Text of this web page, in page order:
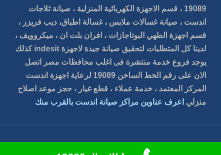
19089 ، قسم الاجهزة الكهربائية المنزلية ، صيانة ثلاجات
اندست ، صيانة غسالات ملابس ، غسالة اطباق، ديب فريزر ،
قسم اجهزة الطهي البوتاجازات ، افران بلت ان ، ميكروويف ،
لدينا كل المتطلبات لتحقيق صيانة جيدة لاجهزة indesit كذلك
يوجد فروع خدمة منتشرة فى اغلب محافظات مصر اتصل
الان على رقم الخط الساخن 19089 لرعاية اجهزة اندست
المركز المعتمد ، خدمة عملاء ، قطع غيار ، حجز موعد اصلاح
منزلي اعرف عناوين مراكز صيانة اندست بالقرب منك